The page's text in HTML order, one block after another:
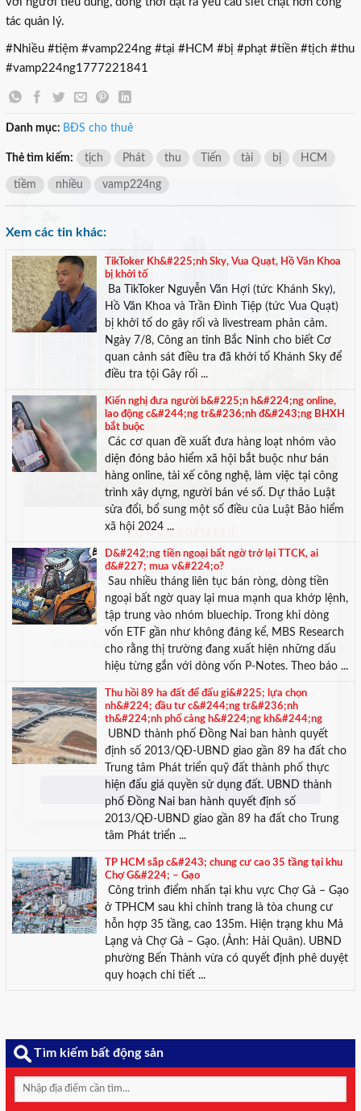
TƯ VẤN MIỄN PHÍ
Với hơn 1000 căn nhà và 50 sales thân thiện, nhiệt tình,
chúng tôi sẽ giúp bạn tìm được BĐS ưng ý!
tác quản lý.
#Nhiều #tiệm #vamp224ng #tại #HCM #bị #phạt #tiền #tịch #thu
#vamp224ng1777221841
Danh mục: BĐS cho thuê
Thẻ tìm kiếm: tịch Phát thu Tiến tài bị HCM
tiềm nhiều vamp224ng
Xem các tin khác:
TikToker Kh&#225;nh Sky, Vua Quạt, Hồ Văn Khoa
bị khởi tố
Ba TikToker Nguyễn Văn Hợi (tức Khánh Sky),
Hồ Văn Khoa và Trần Đình Tiệp (tức Vua Quạt)
bị khởi tố do gây rối và livestream phản cảm.
Ngày 7/8, Công an tỉnh Bắc Ninh cho biết Cơ
quan cảnh sát điều tra đã khởi tố Khánh Sky để
điều tra tội Gây rối ...
Kiến nghị đưa người b&#225;n h&#224;ng online,
lao động c&#244;ng tr&#236;nh đ&#243;ng BHXH
bắt buộc
Các cơ quan đề xuất đưa hàng loạt nhóm vào
diện đóng bảo hiểm xã hội bắt buộc như bán
hàng online, tài xế công nghệ, làm việc tại công
trình xây dựng, người bán vé số. Dự thảo Luật
sửa đổi, bổ sung một số điều của Luật Bảo hiểm
xã hội 2024 ...
D&#242;ng tiền ngoại bất ngờ trở lại TTCK, ai
đ&#227; mua v&#224;o?
Sau nhiều tháng liên tục bán ròng, dòng tiền
ngoại bất ngờ quay lại mua mạnh qua khớp lệnh,
tập trung vào nhóm bluechip. Trong khi dòng
vốn ETF gần như không đáng kể, MBS Research
cho rằng thị trường đang xuất hiện những dấu
hiệu từng gắn với dòng vốn P-Notes. Theo báo ...
Thu hồi 89 ha đất để đấu gi&#225; lựa chọn
nh&#224; đầu tư c&#244;ng tr&#236;nh
th&#224;nh phố cảng h&#224;ng kh&#244;ng
UBND thành phố Đồng Nai ban hành quyết
định số 2013/QĐ-UBND giao gần 89 ha đất cho
Trung tâm Phát triển quỹ đất thành phố thực
hiện đấu giá quyền sử dụng đất. UBND thành
phố Đồng Nai ban hành quyết định số
2013/QĐ-UBND giao gần 89 ha đất cho Trung
tâm Phát triển ...
TP HCM sắp c&#243; chung cư cao 35 tầng tại khu
Chợ G&#224; – Gạo
Công trình điểm nhấn tại khu vực Chợ Gà – Gạo
ở TPHCM sau khi chỉnh trang là tòa chung cư
hỗn hợp 35 tầng, cao 135m. Hiện trạng khu Mả
Lạng và Chợ Gà – Gạo. (Ảnh: Hải Quân). UBND
phường Bến Thành vừa có quyết định phê duyệt
quy hoạch chi tiết ...
Tìm kiếm bất động sản